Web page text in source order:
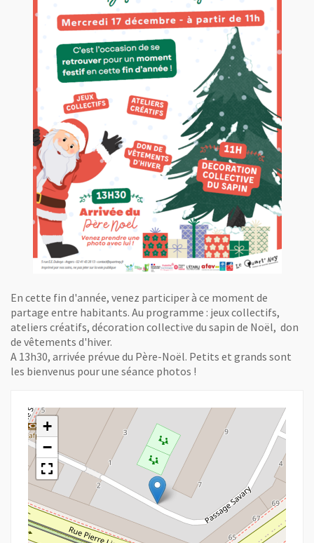
En cette fin d'année, venez participer à ce moment de
partage entre habitants. Au programme : jeux collectifs,
ateliers créatifs, décoration collective du sapin de Noël, don
de vêtements d'hiver.
A 13h30, arrivée prévue du Père-Noël. Petits et grands sont
les bienvenus pour une séance photos !
+
−